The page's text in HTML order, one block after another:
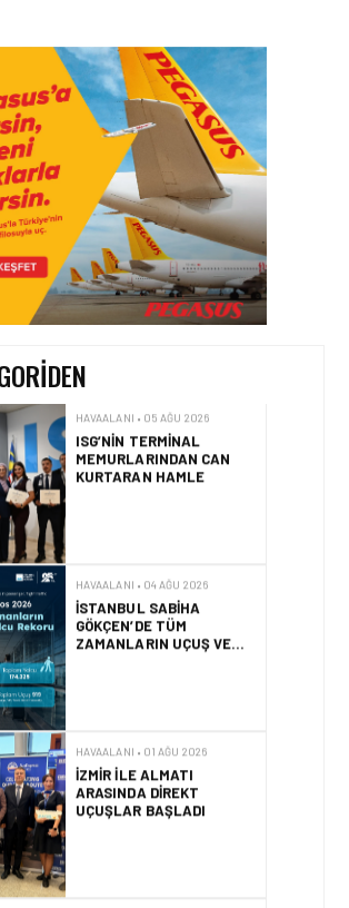
HAVAALANI • 05 AĞU 2026
İSTANBUL VALI
YARDIMCISI BEKIR
DINKIRCI’DEN KONTROL
KULESI’NE ZIYARET
HAVAALANI • 05 AĞU 2026
TASARIMDAN GERÇEĞE:
ANKARA HAVALIMANI
DEVLET KONUKEVI
ISG’NIN TERMINAL
MEMURLARINDAN CAN
KURTARAN HAMLE
İSTANBUL SABIHA
GÖKÇEN’DE TÜM
ZAMANLARIN UÇUŞ VE
YOLCU REKORU KIRILDI
İZMIR ILE ALMATI
ARASINDA DIREKT
UÇUŞLAR BAŞLADI